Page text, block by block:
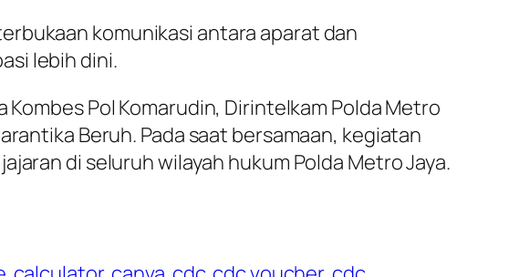
komunikasi antara aparat dan
lebih dini.
Pol Komarudin, Dirintelkam Polda Metro
Beruh. Pada saat bersamaan, kegiatan
di seluruh wilayah hukum Polda Metro Jaya.